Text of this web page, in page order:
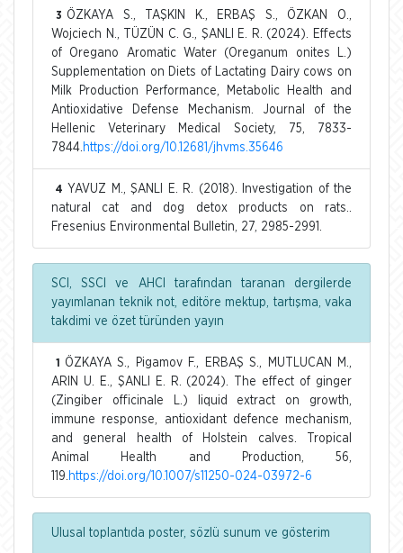
3 ÖZKAYA S., TAŞKIN K., ERBAŞ S., ÖZKAN O.,
Wojciech N., TÜZÜN C. G., ŞANLI E. R. (2024). Effects
of Oregano Aromatic Water (Oreganum onites L.)
Supplementation on Diets of Lactating Dairy cows on
Milk Production Performance, Metabolic Health and
Antioxidative Defense Mechanism. Journal of the
Hellenic Veterinary Medical Society, 75, 7833-
7844. https://doi.org/10.12681/jhvms.35646
4 YAVUZ M., ŞANLI E. R. (2018). Investigation of the
natural cat and dog detox products on rats..
Fresenius Environmental Bulletin, 27, 2985-2991.
SCI, SSCI ve AHCI tarafından taranan dergilerde
yayımlanan teknik not, editöre mektup, tartışma, vaka
takdimi ve özet türünden yayın
1
ÖZKAYA S., Pigamov F., ERBAŞ S., MUTLUCAN M.,
ARIN U. E., ŞANLI E. R. (2024). The effect of ginger
(Zingiber officinale L.) liquid extract on growth,
immune response, antioxidant defence mechanism,
and general health of Holstein calves. Tropical
Animal Health and Production, 56,
119. https://doi.org/10.1007/s11250-024-03972-6
Ulusal toplantıda poster, sözlü sunum ve gösterim